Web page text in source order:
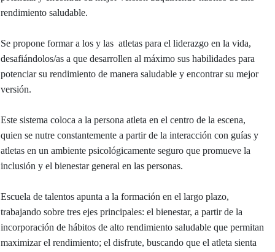
rendimiento saludable.
Se propone formar a los y las atletas para el liderazgo en la vida,
desafiándolos/as a que desarrollen al máximo sus habilidades para
potenciar su rendimiento de manera saludable y encontrar su mejor
versión.
Este sistema coloca a la persona atleta en el centro de la escena,
quien se nutre constantemente a partir de la interacción con guías y
atletas en un ambiente psicológicamente seguro que promueve la
inclusión y el bienestar general en las personas.
Escuela de talentos apunta a la formación en el largo plazo,
trabajando sobre tres ejes principales: el bienestar, a partir de la
incorporación de hábitos de alto rendimiento saludable que permitan
maximizar el rendimiento; el disfrute, buscando que el atleta sienta